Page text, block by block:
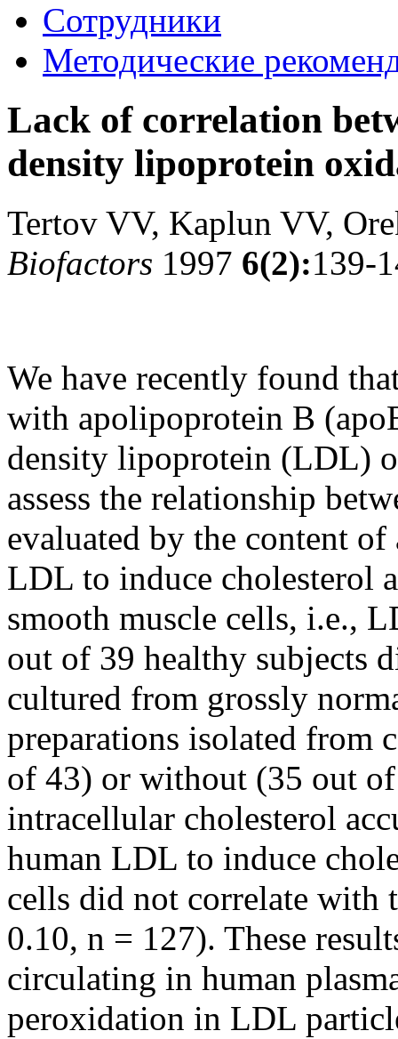
Сотрудники
Методические
Lack of correlation
density lipoprotein
Tertov VV, Kaplun VV,
Biofactors 1997 6(2):139-
We have recently found
with apolipoprotein B
density lipoprotein (LDL)
assess the relationship
evaluated by the content
LDL to induce cholesterol
smooth muscle cells, i.e.,
out of 39 healthy subjects
cultured from grossly
preparations isolated from
of 43) or without (35 out
intracellular cholesterol
human LDL to induce
cells did not correlate
0.10, n = 127). These
circulating in human
peroxidation in LDL